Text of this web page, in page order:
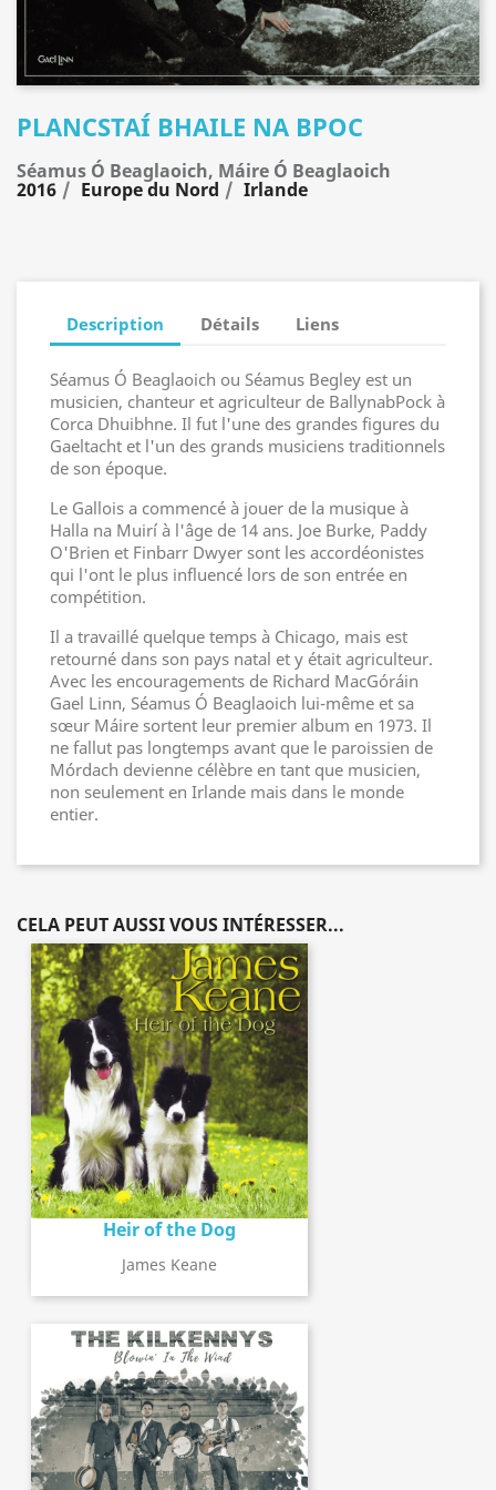
PLANCSTAÍ BHAILE NA BPOC
Séamus Ó Beaglaoich, Máire Ó Beaglaoich
2016 Europe du Nord Irlande
Description Détails Liens
Séamus Ó Beaglaoich ou Séamus Begley est un
musicien, chanteur et agriculteur de BallynabPock à
Corca Dhuibhne. Il fut l'une des grandes figures du
Gaeltacht et l'un des grands musiciens traditionnels
de son époque.
Le Gallois a commencé à jouer de la musique à
Halla na Muirí à l'âge de 14 ans. Joe Burke, Paddy
O'Brien et Finbarr Dwyer sont les accordéonistes
qui l'ont le plus influencé lors de son entrée en
compétition.
Il a travaillé quelque temps à Chicago, mais est
retourné dans son pays natal et y était agriculteur.
Avec les encouragements de Richard MacGóráin
Gael Linn, Séamus Ó Beaglaoich lui-même et sa
sœur Máire sortent leur premier album en 1973. Il
ne fallut pas longtemps avant que le paroissien de
Mórdach devienne célèbre en tant que musicien,
non seulement en Irlande mais dans le monde
entier.
CELA PEUT AUSSI VOUS INTÉRESSER...
Heir of the Dog
James Keane